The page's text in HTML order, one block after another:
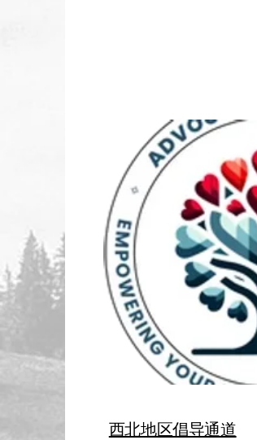
西北地区倡导通道